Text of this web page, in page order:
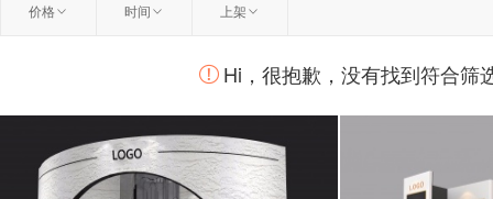
价格 时间 上架
Hi，很抱歉，没有找到符合筛